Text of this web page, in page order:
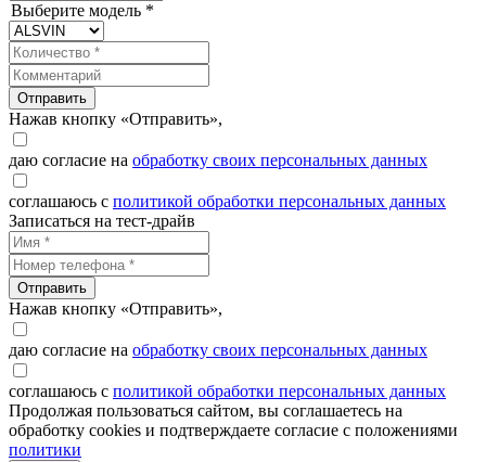
Выберите модель *
Отправить
Нажав кнопку «Отправить»,
даю согласие на обработку своих персональных данных
соглашаюсь с политикой обработки персональных данных
Записаться на тест-драйв
Отправить
Нажав кнопку «Отправить»,
даю согласие на обработку своих персональных данных
соглашаюсь с политикой обработки персональных данных
Продолжая пользоваться сайтом, вы соглашаетесь на
обработку cookies и подтверждаете согласие с положениями
политики